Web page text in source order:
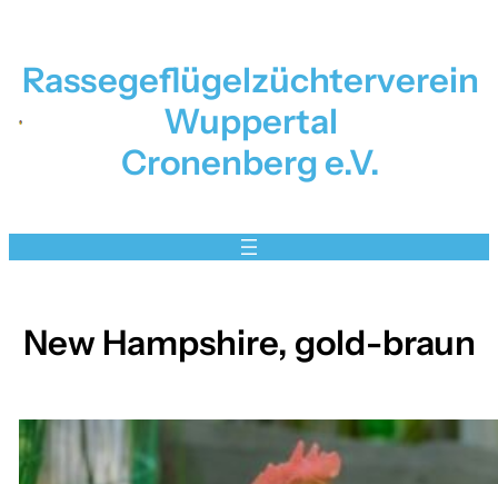
springen
Rassegeflügelzüchterverein
Wuppertal
Cronenberg e.V.
New Hampshire, gold-braun